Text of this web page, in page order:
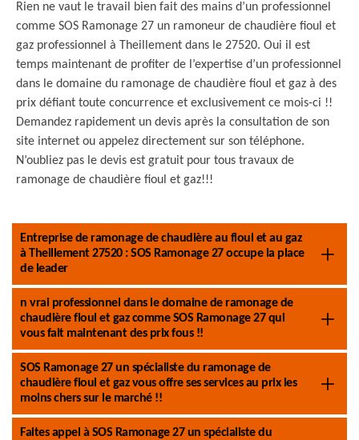
Rien ne vaut le travail bien fait des mains d’un professionnel
comme SOS Ramonage 27 un ramoneur de chaudière fioul et
gaz professionnel à Theillement dans le 27520. Oui il est
temps maintenant de profiter de l’expertise d’un professionnel
dans le domaine du ramonage de chaudière fioul et gaz à des
prix défiant toute concurrence et exclusivement ce mois-ci !!
Demandez rapidement un devis après la consultation de son
site internet ou appelez directement sur son téléphone.
N’oubliez pas le devis est gratuit pour tous travaux de
ramonage de chaudière fioul et gaz!!!
Entreprise de ramonage de chaudière au fioul et au gaz
à Theillement 27520 : SOS Ramonage 27 occupe la place
de leader
n vrai professionnel dans le domaine de ramonage de
chaudière fioul et gaz comme SOS Ramonage 27 qui
vous fait maintenant des prix fous !!
SOS Ramonage 27 un spécialiste du ramonage de
chaudière fioul et gaz vous offre ses services au prix les
moins chers sur le marché !!
Faites appel à SOS Ramonage 27 un spécialiste du